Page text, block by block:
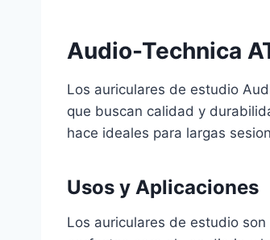
Audio-Technica
Los auriculares de estudio
que buscan calidad y
hace ideales para largas
Usos y Aplicaciones
Los auriculares de estudio